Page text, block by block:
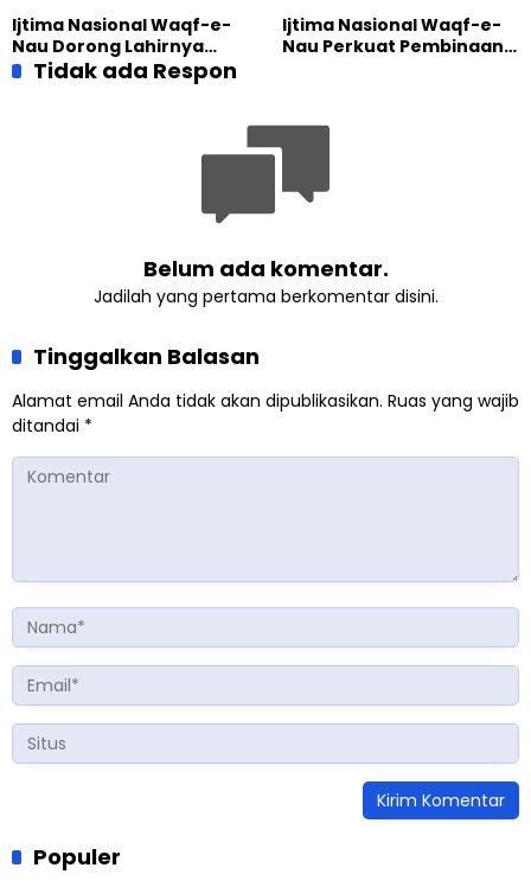
Pengabdian
Dunia
Ijtima Nasional Waqf-e-
Nau Dorong Lahirnya
Generasi Pengkhidmat
Ijtima Nasional Waqf-e-
Nau Perkuat Pembinaan
Tidak ada Respon
Belum ada komentar.
Jadilah yang pertama berkomentar disini.
Tinggalkan Balasan
Alamat email Anda tidak akan dipublikasikan. Ruas yang wajib
ditandai *
Populer